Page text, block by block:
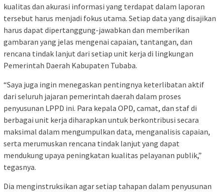
kualitas dan akurasi informasi yang terdapat dalam laporan
tersebut harus menjadi fokus utama. Setiap data yang disajikan
harus dapat dipertanggung-jawabkan dan memberikan
gambaran yang jelas mengenai capaian, tantangan, dan
rencana tindak lanjut dari setiap unit kerja di lingkungan
Pemerintah Daerah Kabupaten Tubaba.
“Saya juga ingin menegaskan pentingnya keterlibatan aktif
dari seluruh jajaran pemerintah daerah dalam proses
penyusunan LPPD ini. Para kepala OPD, camat, dan staf di
berbagai unit kerja diharapkan untuk berkontribusi secara
maksimal dalam mengumpulkan data, menganalisis capaian,
serta merumuskan rencana tindak lanjut yang dapat
mendukung upaya peningkatan kualitas pelayanan publik,”
tegasnya.
Dia menginstruksikan agar setiap tahapan dalam penyusunan